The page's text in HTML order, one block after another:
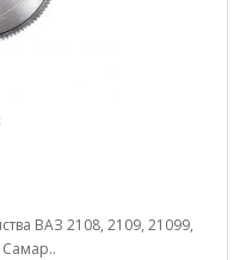
ВАЗ 2108, 2109, 21099,
Самар..